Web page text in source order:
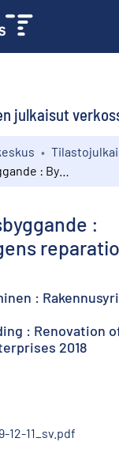
julkaisut
:
:
: Renovation
2018
12-11_sv.pdf